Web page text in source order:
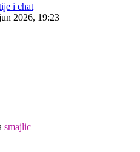
i chat
2026, 19:23
smajlic